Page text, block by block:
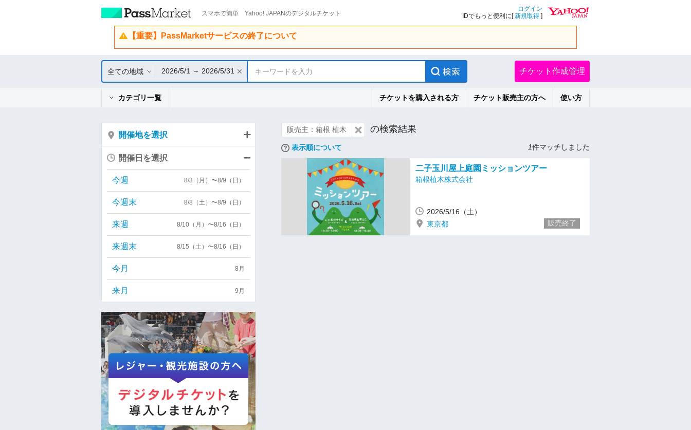
スマホで簡単 Yahoo! JAPANのデジタルチケット
ログイン
IDでもっと便利に[新規取得 ]
【重要】PassMarketサービスの終了について
全ての地域 2026/5/1 ～ 2026/5/31 キーワードを入力 チケット作成管理
カテゴリ一覧 チケットを購入される方 チケット販売主の方へ 使い方
販売主：箱根 植木 の検索結果
表示順について 1件マッチしました
二子玉川屋上庭園ミッションツアー
箱根植木株式会社
2026/5/16（土）
東京都
販売終了
開催地を選択
開催日を選択
今週 8/3（月）〜8/9（日）
今週末 8/8（土）〜8/9（日）
来週 8/10（月）〜8/16（日）
来週末 8/15（土）〜8/16（日）
今月 8月
来月 9月